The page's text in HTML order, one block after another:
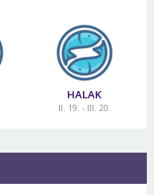
HALAK
II. 19. - III. 20.